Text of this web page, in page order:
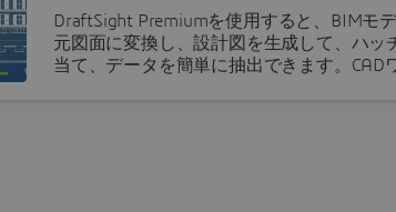
DraftSight Premiumを使用すると、BIMモ
元図面に変換し、設計図を生成して、ハッ
当て、データを簡単に抽出できます。CAD